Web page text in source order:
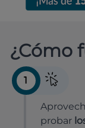
¿Cómo
1
probar